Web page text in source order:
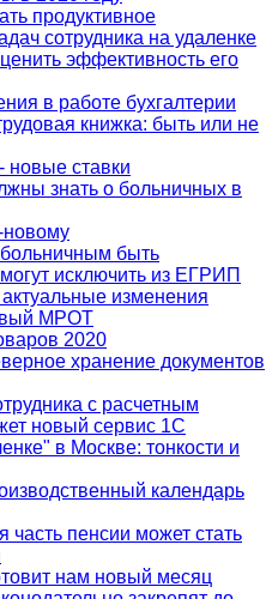
продуктивное
сотрудника на удаленке
эффективность его
в работе бухгалтерии
книжка: быть или не
ставки
знать о больничных в
быть
исключить из ЕГРИП
изменения
МРОТ
2020
хранение документов
с расчетным
новый сервис 1С
в Москве: тонкости и
календарь
часть пенсии может стать
нам новый месяц